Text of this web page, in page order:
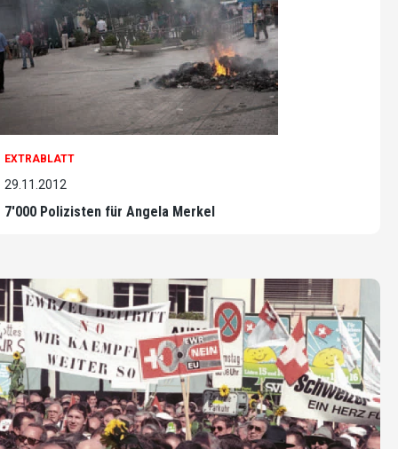
EXTRABLATT
29.11.2012
7'000 Polizisten für Angela Merkel